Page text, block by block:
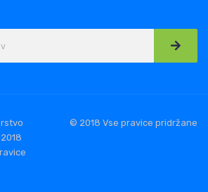
© 2018 Vse pravice pridržane